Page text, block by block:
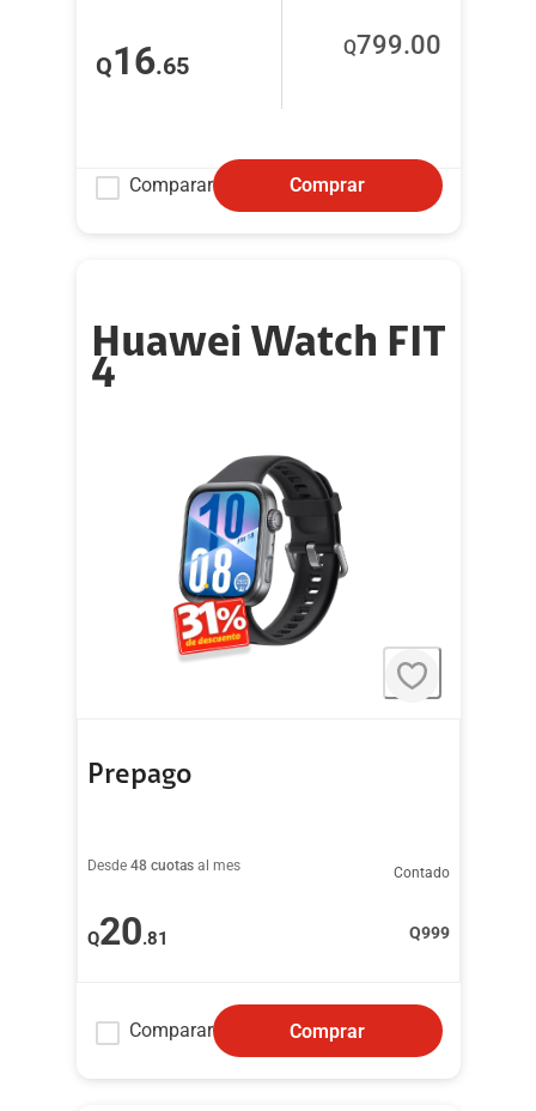
Q16.65
Q799.00
Comparar Comprar
Huawei Watch FIT
4
Prepago
Desde 48 cuotas al mes
Q20.81
Contado
Q999
Comparar Comprar